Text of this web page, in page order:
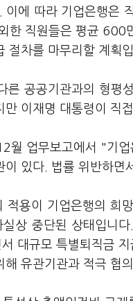
이에 따라 기업은행은
한 직원들은 평균 600
절차를 마무리할 계획
른 공공기관과의 형평
만 이재명 대통령이 직
월 업무보고에서 "기
이 있다. 법률 위반하면
적용이 기업은행의 희
상 중단된 상태입니
대규모 특별퇴직금
해 유관기관과 적극 협